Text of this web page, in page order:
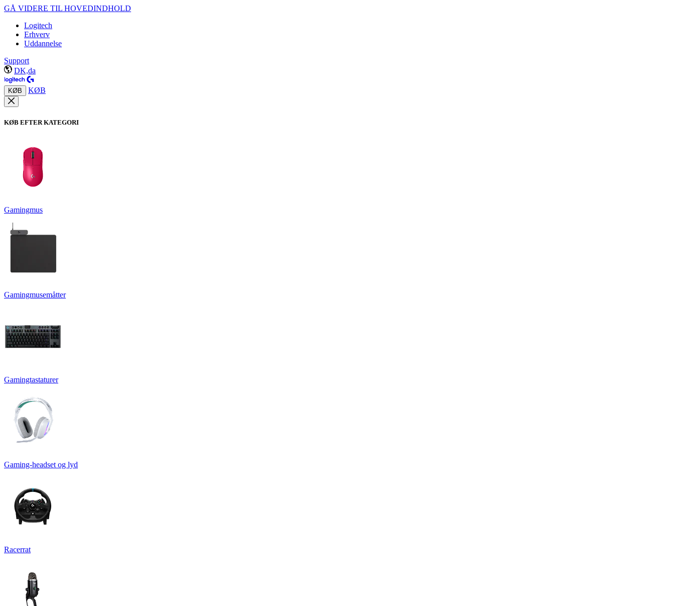
GÅ VIDERE TIL HOVEDINDHOLD
Logitech
Erhverv
Uddannelse
Support
DK,da
KØB KØB
KØB EFTER KATEGORI
Gamingmus
Gamingmusemåtter
Gamingtastaturer
Gaming-headset og lyd
Racerrat